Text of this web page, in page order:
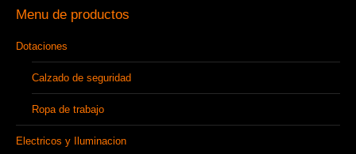
Menu de productos
Dotaciones
Calzado de seguridad
Ropa de trabajo
Electricos y Iluminacion